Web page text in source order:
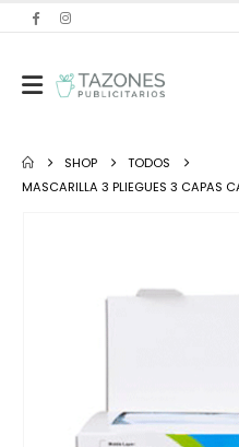
SHOP
TODOS
MASCARILLA 3 PLIEGUES 3 CAPAS